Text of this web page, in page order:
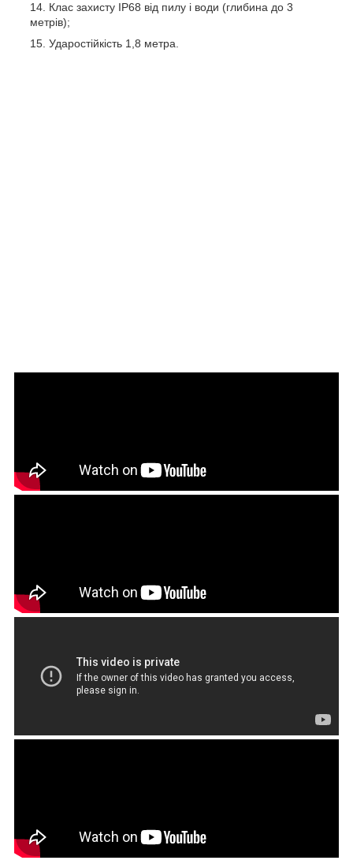
Клас захисту IP68 від пилу і води (глибина до 3
метрів);
Ударостійкість 1,8 метра.